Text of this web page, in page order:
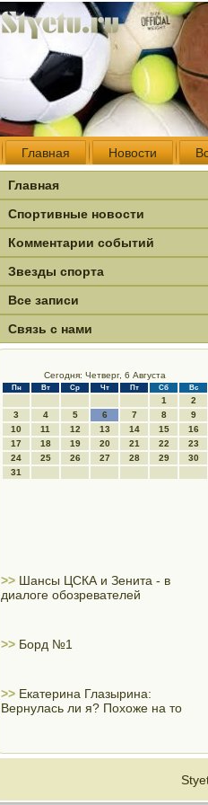
Главная Новости
Главная
Спортивные новости
Комментарии событий
Звезды спорта
Все записи
Связь с нами
Сегодня: Четверг, 6 Августа
Пн Вт Ср Чт Пт Сб Вс
1
2
3
4 5 6 7 8
9
10
11 12 13 14 15
16
17
18 19 20 21 22
23
24
25 26 27 28 29
30
31
>> Шансы ЦСКА и Зенита - в
диалоге обозревателей
>> Борд №1
>> Екатерина Глазырина:
Вернулась ли я? Похоже на то